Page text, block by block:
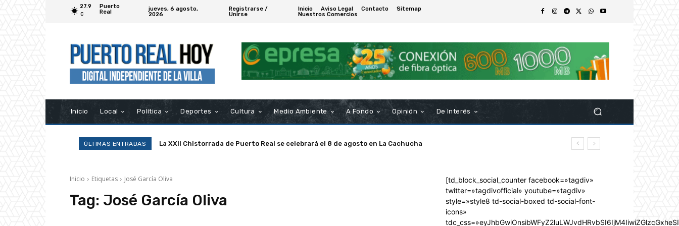
27.9
C
Puerto
Real
jueves, 6 agosto,
2026
Registrarse /
Unirse
Inicio Aviso Legal Contacto
Sitemap
Nuestros Comercios
Inicio Local Política Deportes Cultura Medio Ambiente A Fondo Opinión De Interés
ÚLTIMAS ENTRADAS La XXII Chistorrada de Puerto Real se celebrará el 8 de agosto en La Cachucha
Inicio Etiquetas José García Oliva
Tag: José García Oliva
[td_block_social_counter facebook=»tagdiv»
twitter=»tagdivofficial» youtube=»tagdiv»
style=»style8 td-social-boxed td-social-font-
icons»